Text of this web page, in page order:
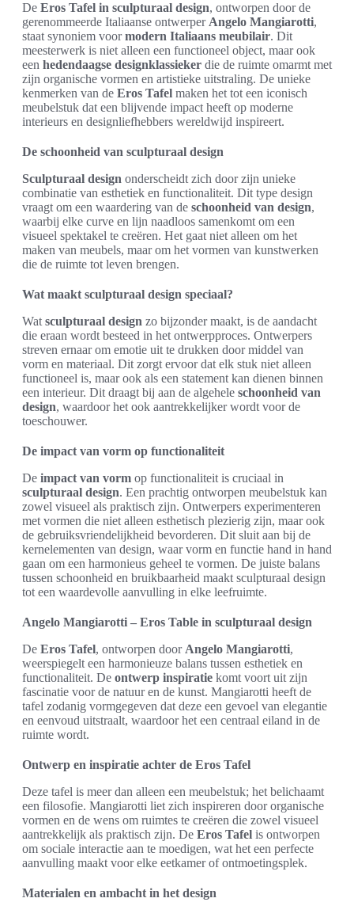
De Eros Tafel in sculpturaal design, ontworpen door de
gerenommeerde Italiaanse ontwerper Angelo Mangiarotti,
staat synoniem voormodern Italiaans meubilair. Dit
meesterwerk is niet alleen een functioneel object, maar ook
een hedendaagse designklassieker die de ruimte omarmt met
zijn organische vormen en artistieke uitstraling. De unieke
kenmerken van de Eros Tafel maken het tot een iconisch
meubelstuk dat een blijvende impact heeft op moderne
interieurs en designliefhebbers wereldwijd inspireert.
De schoonheid van sculpturaal design
Sculpturaal design onderscheidt zich door zijn unieke
combinatie van esthetiek en functionaliteit. Dit type design
vraagt om een waardering van de schoonheid van design,
waarbij elke curve en lijn naadloos samenkomt om een
visueel spektakel te creëren. Het gaat niet alleen om het
maken van meubels, maar om het vormen van kunstwerken
die de ruimte tot leven brengen.
Wat maakt sculpturaal design speciaal?
Wat sculpturaal design zo bijzonder maakt, is de aandacht
die eraan wordt besteed in het ontwerpproces. Ontwerpers
streven ernaar om emotie uit te drukken door middel van
vorm en materiaal. Dit zorgt ervoor dat elk stuk niet alleen
functioneel is, maar ook als een statement kan dienen binnen
een interieur. Dit draagt bij aan de algehele schoonheid van
design, waardoor het ook aantrekkelijker wordt voor de
toeschouwer.
De impact van vorm op functionaliteit
De impact van vorm op functionaliteit is cruciaal in
sculpturaal design. Een prachtig ontworpen meubelstuk kan
zowel visueel als praktisch zijn. Ontwerpers experimenteren
met vormen die niet alleen esthetisch plezierig zijn, maar ook
de gebruiksvriendelijkheid bevorderen. Dit sluit aan bij de
kernelementen van design, waar vorm en functie hand in hand
gaan om een harmonieus geheel te vormen. De juiste balans
tussen schoonheid en bruikbaarheid maakt sculpturaal design
tot een waardevolle aanvulling in elke leefruimte.
Angelo Mangiarotti – Eros Table in sculpturaal design
De Eros Tafel, ontworpen door Angelo Mangiarotti,
weerspiegelt een harmonieuze balans tussen esthetiek en
functionaliteit. De ontwerp inspiratie komt voort uit zijn
fascinatie voor de natuur en de kunst. Mangiarotti heeft de
tafel zodanig vormgegeven dat deze een gevoel van elegantie
en eenvoud uitstraalt, waardoor het een centraal eiland in de
ruimte wordt.
Ontwerp en inspiratie achter de Eros Tafel
Deze tafel is meer dan alleen een meubelstuk; het belichaamt
een filosofie. Mangiarotti liet zich inspireren door organische
vormen en de wens om ruimtes te creëren die zowel visueel
aantrekkelijk als praktisch zijn. De Eros Tafel is ontworpen
om sociale interactie aan te moedigen, wat het een perfecte
aanvulling maakt voor elke eetkamer of ontmoetingsplek.
Materialen en ambacht in het design